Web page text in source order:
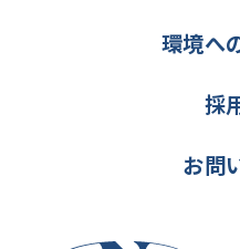
環境へ
採
お問